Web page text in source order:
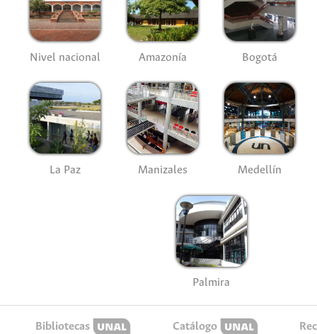
Nivel nacional Amazonía Bogotá
La Paz Manizales Medellín
Palmira
Bibliotecas Catálogo